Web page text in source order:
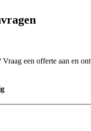
Vraag een offerte aan en